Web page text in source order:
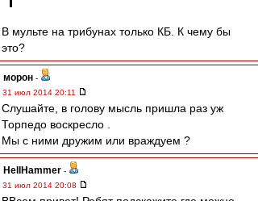
В мульте на трибунах только КБ. К чему бы
это?
морон -
31 июл 2014 20:11
Слушайте, в голову мысль пришла раз уж
Торпедо воскресло .
Мы с ними дружим или враждуем ?
HellHammer -
31 июл 2014 20:08